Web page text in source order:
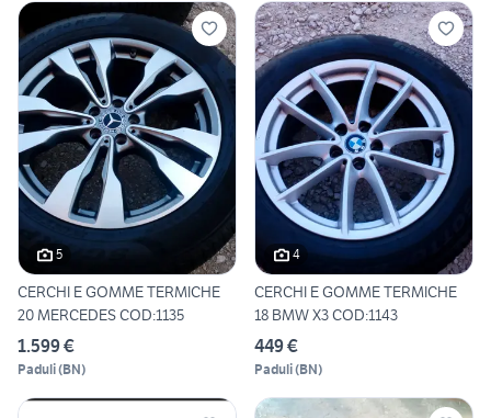
5
CERCHI E GOMME TERMICHE
20 MERCEDES COD:1135
1.599 €
Paduli(BN)
4
CERCHI E GOMME TERMICHE
18 BMW X3 COD:1143
449 €
Paduli(BN)